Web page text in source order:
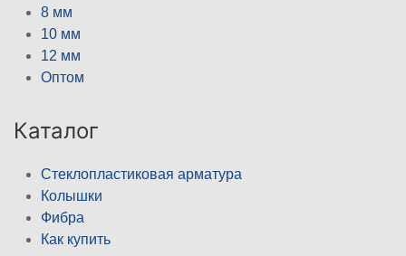
8 мм
10 мм
12 мм
Оптом
Каталог
Стеклопластиковая арматура
Колышки
Фибра
Как купить